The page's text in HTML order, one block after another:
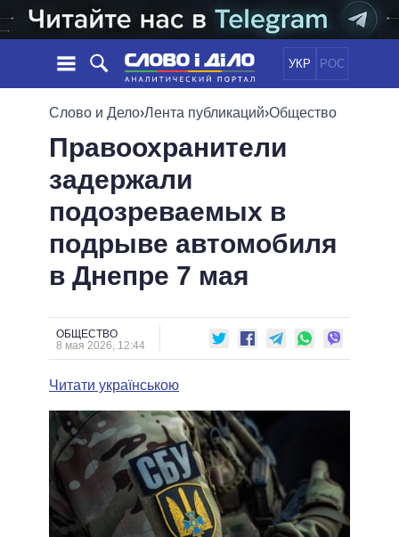
УКР РОС
НОВОСТИ
ЛЕНТА
СОБЫТИЯ
СТАТЬИ
МНЕНИЯ
ОБЗОРЫ
ДАЙДЖЕСТЫ
ПОЛИТИКА
ОБЩЕСТВО
ОБЕЩАНИЯ
ПОЛИТИКИ
ВСЕ ПОЛИТИКИ
ПРЕЗИДЕНТ И ОФИС
ВЕРХОВНАЯ РАДА
ГЛАВЫ ОБЛАДМИНИСТРАЦИЙ
МЭРЫ
ВСЕ ПЕРСОНЫ
ВИДЕО
СРАВНЕНИЕ ПОЛИТИКОВ
Слово и Дело›Лента публикаций›Общество
Правоохранители
задержали
подозреваемых в
подрыве автомобиля
в Днепре 7 мая
ОБЩЕСТВО
8 мая 2026, 12:44
Читати українською